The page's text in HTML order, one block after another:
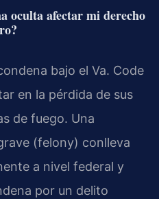
oculta afectar mi derecho
bajo el Va. Code
en la pérdida de sus
de fuego. Una
(felony) conlleva
a nivel federal y
por un delito